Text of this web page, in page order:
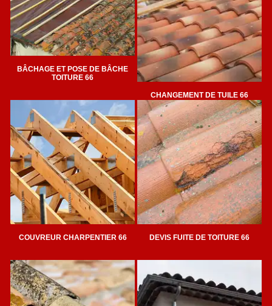
BÂCHAGE ET POSE DE BÂCHE
TOITURE 66
CHANGEMENT DE TUILE 66
COUVREUR CHARPENTIER 66 DEVIS FUITE DE TOITURE 66